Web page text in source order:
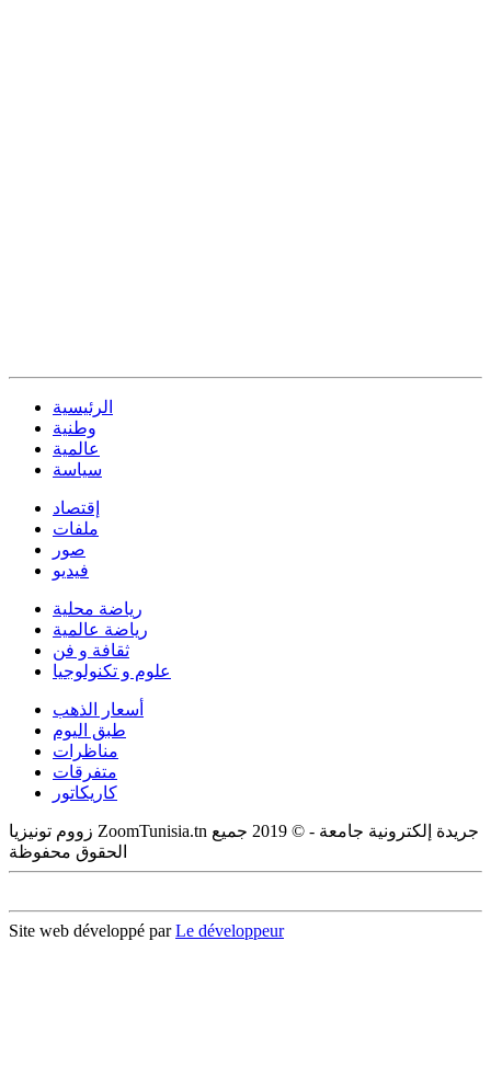
الرئيسية
وطنية
عالمية
سياسة
إقتصاد
ملفات
صور
فيديو
رياضة محلية
رياضة عالمية
ثقافة و فن
علوم و تكنولوجيا
أسعار الذهب
طبق اليوم
مناظرات
متفرقات
كاريكاتور
زووم تونيزيا ZoomTunisia.tn جريدة إلكترونية جامعة - © 2019 جميع
الحقوق محفوظة
Site web développé parLe développeur